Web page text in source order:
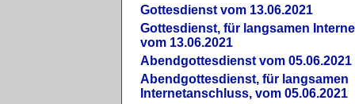
Gottesdienst vom 13.06.2021
Gottesdienst, für langsamen
vom 13.06.2021
Abendgottesdienst vom 05.06.2021
Abendgottesdienst, für langsamen
Internetanschluss, vom 05.06.2021